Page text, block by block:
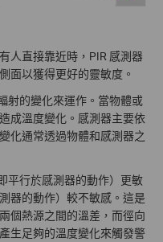
人直接靠近時，PIR 感測器
面以獲得更好的靈敏度。
射的變化來運作。當物體或
成溫度變化。感測器主要依
化通常透過物體和感測器之
平行於感測器的動作）更敏
器的動作）較不敏感。這是
個熱源之間的溫差，而徑向
生足夠的溫度變化來觸發警